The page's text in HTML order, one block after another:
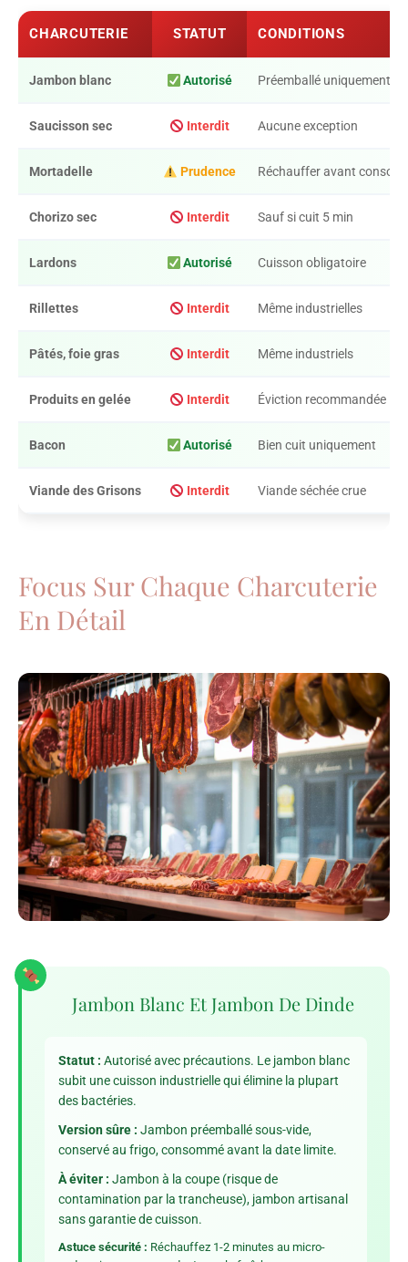
CHARCUTERIE STATUT CONDITIONS
Jambon blanc Autorisé Préemballé uniquement
Saucisson sec Interdit Aucune exception
Mortadelle Prudence Réchauffer avant
Chorizo sec Interdit Sauf si cuit 5 min
Lardons Autorisé Cuisson obligatoire
Rillettes Interdit Même industrielles
Pâtés, foie gras Interdit Même industriels
Produits en gelée Interdit Éviction recommandée
Bacon Autorisé Bien cuit uniquement
Viande des Grisons Interdit Viande séchée crue
Focus Sur Chaque Charcuterie
En Détail
Jambon Blanc Et Jambon De Dinde
Statut : Autorisé avec précautions. Le jambon blanc
subit une cuisson industrielle qui élimine la plupart
des bactéries.
Version sûre : Jambon préemballé sous-vide,
conservé au frigo, consommé avant la date limite.
À éviter : Jambon à la coupe (risque de
contamination par la trancheuse), jambon artisanal
sans garantie de cuisson.
Astuce sécurité : Réchauffez 1-2 minutes au micro-